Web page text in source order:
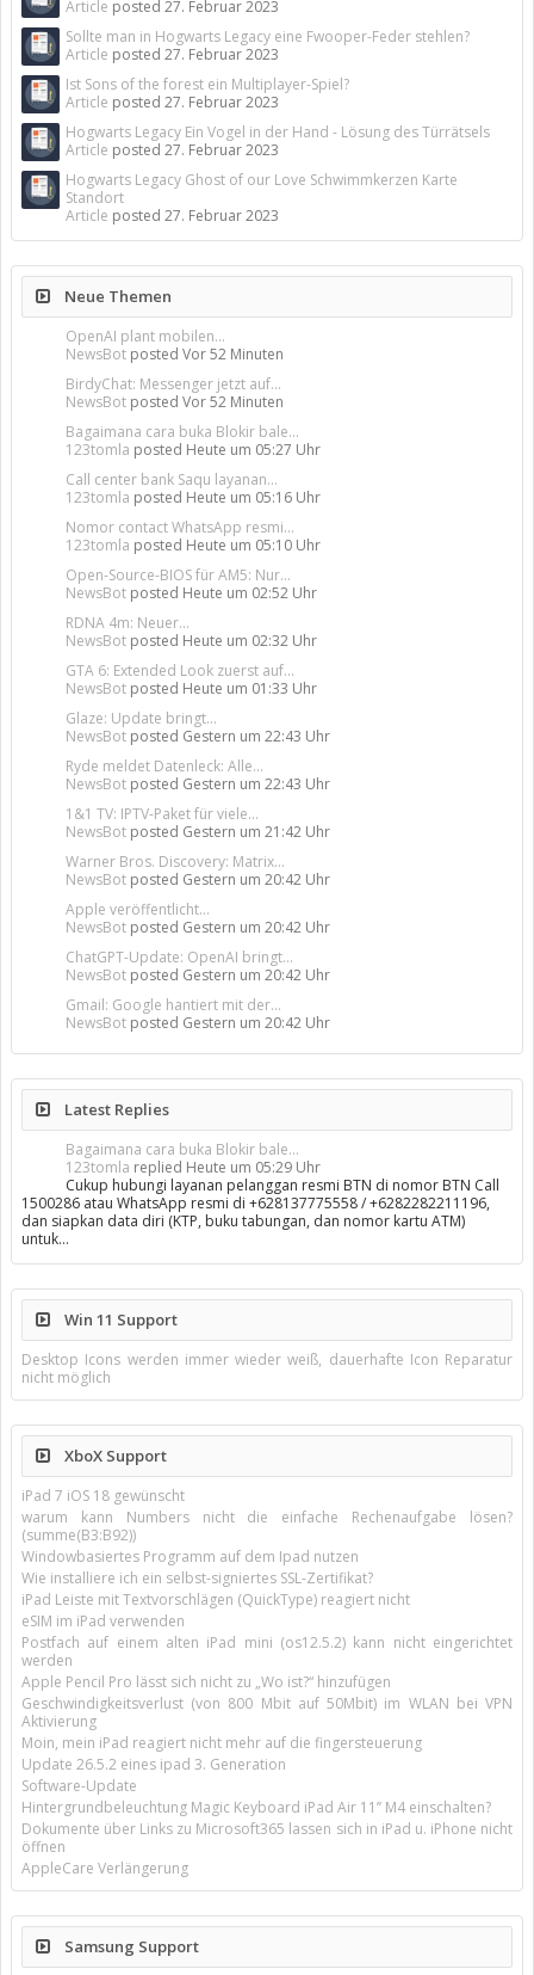
Article posted 27. Februar 2023
Sollte man in Hogwarts Legacy eine Fwooper-Feder stehlen?
Article posted 27. Februar 2023
Ist Sons of the forest ein Multiplayer-Spiel?
Article posted 27. Februar 2023
Hogwarts Legacy Ein Vogel in der Hand - Lösung des Türrätsels
Article posted 27. Februar 2023
Hogwarts Legacy Ghost of our Love Schwimmkerzen Karte
Standort
Article posted 27. Februar 2023
Neue Themen
OpenAI plant mobilen...
NewsBot posted Vor 52 Minuten
BirdyChat: Messenger jetzt auf...
NewsBot posted Vor 52 Minuten
Bagaimana cara buka Blokir bale...
123tomla posted Heute um 05:27 Uhr
Call center bank Saqu layanan...
123tomla posted Heute um 05:16 Uhr
Nomor contact WhatsApp resmi...
123tomla posted Heute um 05:10 Uhr
Open-Source-BIOS für AM5: Nur...
NewsBot posted Heute um 02:52 Uhr
RDNA 4m: Neuer...
NewsBot posted Heute um 02:32 Uhr
GTA 6: Extended Look zuerst auf...
NewsBot posted Heute um 01:33 Uhr
Glaze: Update bringt...
NewsBot posted Gestern um 22:43 Uhr
Ryde meldet Datenleck: Alle...
NewsBot posted Gestern um 22:43 Uhr
1&1 TV: IPTV-Paket für viele...
NewsBot posted Gestern um 21:42 Uhr
Warner Bros. Discovery: Matrix...
NewsBot posted Gestern um 20:42 Uhr
Apple veröffentlicht...
NewsBot posted Gestern um 20:42 Uhr
ChatGPT-Update: OpenAI bringt...
NewsBot posted Gestern um 20:42 Uhr
Gmail: Google hantiert mit der...
NewsBot posted Gestern um 20:42 Uhr
Latest Replies
Bagaimana cara buka Blokir bale...
123tomla replied Heute um 05:29 Uhr
Cukup hubungi layanan pelanggan resmi BTN di nomor BTN Call
1500286 atau WhatsApp resmi di +628137775558 / +6282282211196,
dan siapkan data diri (KTP, buku tabungan, dan nomor kartu ATM)
untuk…
Win 11 Support
Desktop Icons werden immer wieder weiß, dauerhafte Icon Reparatur
nicht möglich
XboX Support
iPad 7 iOS 18 gewünscht
warum kann Numbers nicht die einfache Rechenaufgabe lösen?
(summe(B3:B92))
Windowbasiertes Programm auf dem Ipad nutzen
Wie installiere ich ein selbst-signiertes SSL-Zertifikat?
iPad Leiste mit Textvorschlägen (QuickType) reagiert nicht
eSIM im iPad verwenden
Postfach auf einem alten iPad mini (os12.5.2) kann nicht eingerichtet
werden
Apple Pencil Pro lässt sich nicht zu „Wo ist?“ hinzufügen
Geschwindigkeitsverlust (von 800 Mbit auf 50Mbit) im WLAN bei VPN
Aktivierung
Moin, mein iPad reagiert nicht mehr auf die fingersteuerung
Update 26.5.2 eines ipad 3. Generation
Software-Update
Hintergrundbeleuchtung Magic Keyboard iPad Air 11’’ M4 einschalten?
Dokumente über Links zu Microsoft365 lassen sich in iPad u. iPhone nicht
öffnen
AppleCare Verlängerung
Samsung Support